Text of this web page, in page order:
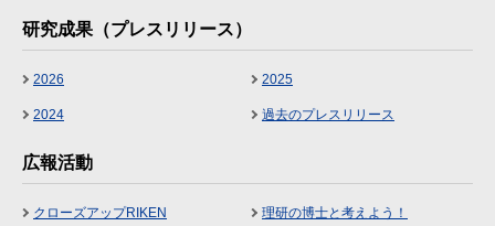
研究成果（プレスリリース）
2026 2025
2024 過去のプレスリリース
広報活動
クローズアップRIKEN 理研の博士と考えよう！